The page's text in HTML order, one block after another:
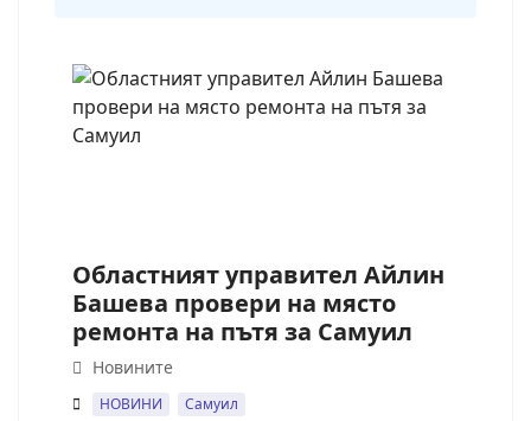
Областният управител Айлин
Башева провери на място
ремонта на пътя за Самуил
Новините
НОВИНИ Самуил